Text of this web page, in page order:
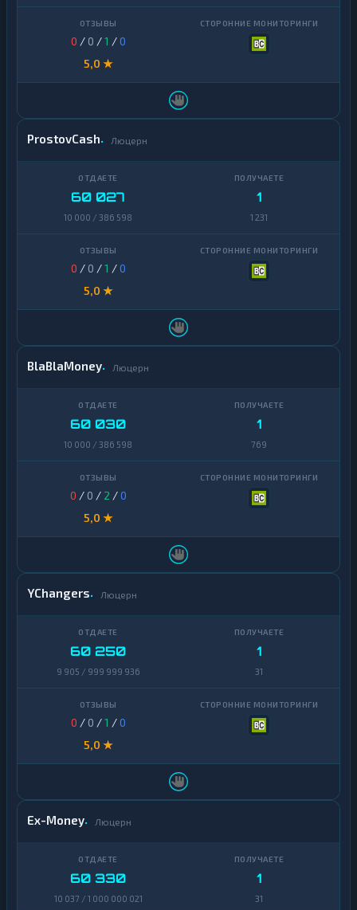
0 / 0 /1 /0
5,0 ★
ProstovCash Люцерн
60 027
10 000 / 386 598
1
1 231
0 / 0 /1 /0
5,0 ★
BlaBlaMoney Люцерн
60 030
10 000 / 386 598
1
769
0 / 0 / 2 /0
5,0 ★
YChangers Люцерн
60 250
9 905 / 999 999 936
1
31
0 / 0 /1 /0
5,0 ★
Ex-Money Люцерн
60 330
10 037 / 1 000 000 021
1
31